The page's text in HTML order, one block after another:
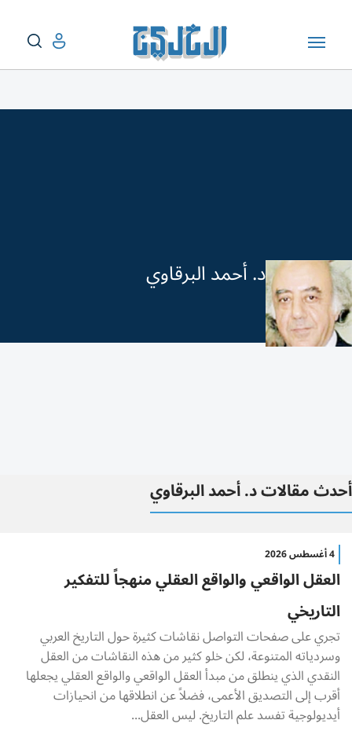
د. أحمد البرقاوي
أحدث مقالات د. أحمد البرقاوي
4 أغسطس 2026
العقل الواقعي والواقع العقلي منهجاً للتفكير
التاريخي
تجري على صفحات التواصل نقاشات كثيرة حول التاريخ العربي
وسردياته المتنوعة، لكن خلو كثير من هذه النقاشات من العقل
النقدي الذي ينطلق من مبدأ العقل الواقعي والواقع العقلي يجعلها
أقرب إلى التصديق الأعمى، فضلاً عن انطلاقها من انحيازات
أيديولوجية تفسد علم التاريخ. ليس العقل...